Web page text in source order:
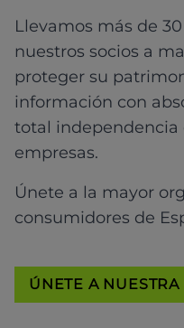
Llevamos más de
nuestros socios a
proteger su
información con
total independencia
empresas.
Únete a la mayor
consumidores de
ÚNETE A